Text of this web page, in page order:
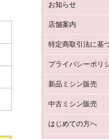
お知らせ
店舗案内
特定商取引法に基
プライバシーポリ
新品ミシン販売
中古ミシン販売
はじめての方へ